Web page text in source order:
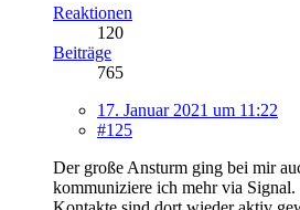
Reaktionen
120
Beiträge
765
17. Januar 2021 um 11:22
#125
Der große Ansturm ging bei mir
kommuniziere ich mehr via Signal.